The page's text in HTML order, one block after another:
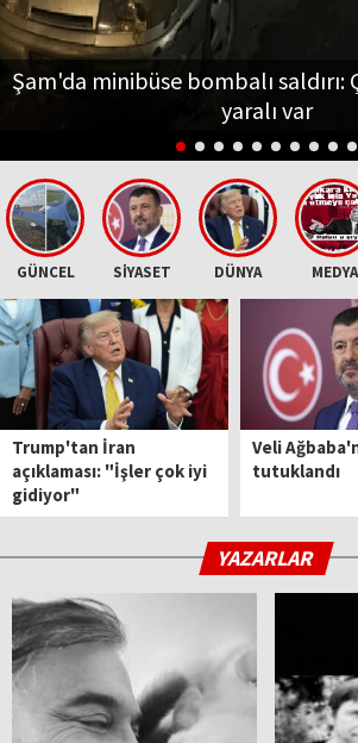
Şam'da minibüse bombalı saldırı:
yaralı var
GÜNCEL SİYASET DÜNYA MEDYA
Trump'tan İran
açıklaması: "İşler çok iyi
gidiyor"
Veli
tutuklandı
YAZARLAR